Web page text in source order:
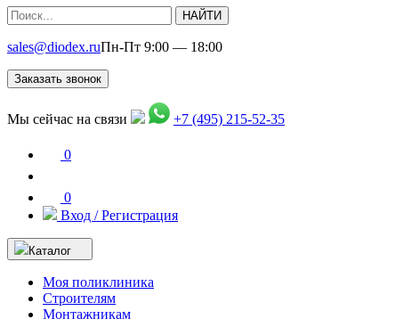
НАЙТИ
sales@diodex.ruПн-Пт 9:00 — 18:00
Заказать звонок
Мы сейчас на связи +7 (495) 215-52-35
0
0
Вход / Регистрация
Каталог
Моя поликлиника
Строителям
Монтажникам